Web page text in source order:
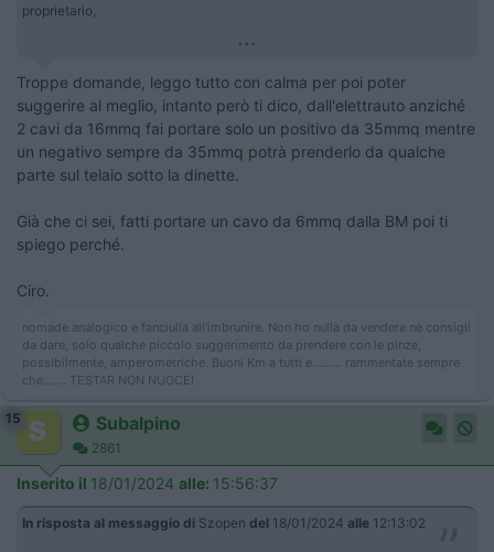
proprietario,
...
Troppe domande, leggo tutto con calma per poi poter
suggerire al meglio, intanto però ti dico, dall'elettrauto anziché
2 cavi da 16mmq fai portare solo un positivo da 35mmq mentre
un negativo sempre da 35mmq potrà prenderlo da qualche
parte sul telaio sotto la dinette.
Già che ci sei, fatti portare un cavo da 6mmq dalla BM poi ti
spiego perché.
Ciro.
nomade analogico e fanciulla all'imbrunire. Non ho nulla da vendere nè consigli
da dare, solo qualche piccolo suggerimento da prendere con le pinze,
possibilmente, amperometriche. Buoni Km a tutti e......... rammentate sempre
che....... TESTAR NON NUOCE!
15 Subalpino
2861
Inserito il 18/01/2024 alle: 15:56:37
In risposta al messaggio di Szopen del 18/01/2024 alle 12:13:02